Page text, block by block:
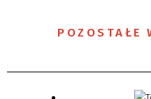
POZOSTAŁE